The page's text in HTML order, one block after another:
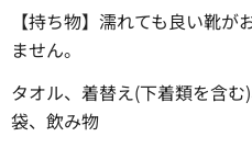
【持ち物】濡れても良い靴
ません。
タオル、着替え(下着類を含
袋、飲み物